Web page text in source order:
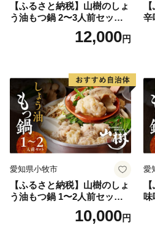
【ふるさと納税】山樹のしょ
う油もつ鍋 2〜3人前セット
山樹 国産 牛もつ ホルモン モ
ツ オンライン飲み会 ホーム
間
12,000円
辛
時
愛知県小牧市
【ふるさと納税】山樹のしょ
う油もつ鍋 1〜2人前セット
山樹 国産 牛もつ ホルモン モ
ツ オンライン飲み会 ホーム
10,000円
愛
味